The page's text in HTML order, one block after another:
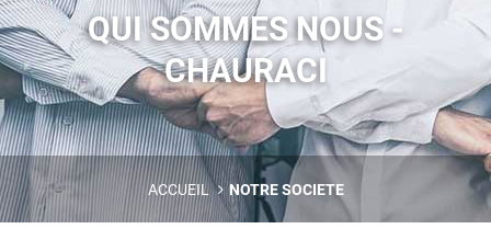
QUI SOMMES NOUS -
CHAURACI
ACCUEIL NOTRE SOCIETE